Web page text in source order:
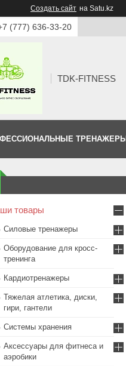
Создать сайт на Satu.kz
(777) 636-33-20
TDK-FITNESS
ТРЕНАЖЕРЫ
товары
Силовые тренажеры
Оборудование для кросс-
тренинга
Кардиотренажеры
Тяжелая атлетика, диски,
гири, гантели
Системы хранения
Аксессуары для фитнеса и
аэробики